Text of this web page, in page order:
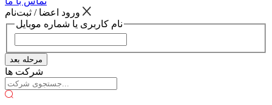
نام کاربری یا شماره موبایل
مرحله بعد
شرکت ها